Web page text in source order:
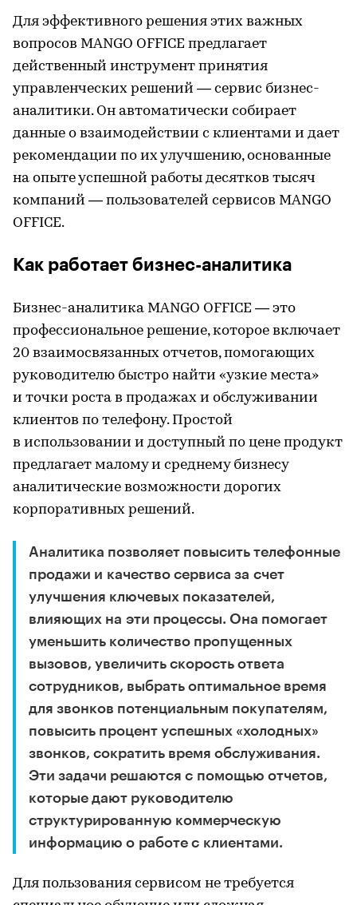
Для эффективного решения этих важных
вопросов MANGO OFFICE предлагает
действенный инструмент принятия
управленческих решений — сервис бизнес-
аналитики. Он автоматически собирает
данные о взаимодействии с клиентами и дает
рекомендации по их улучшению, основанные
на опыте успешной работы десятков тысяч
компаний — пользователей сервисов MANGO
OFFICE.
Как работает бизнес-аналитика
Бизнес-аналитика MANGO OFFICE — это
профессиональное решение, которое включает
20 взаимосвязанных отчетов, помогающих
руководителю быстро найти «узкие места»
и точки роста в продажах и обслуживании
клиентов по телефону. Простой
в использовании и доступный по цене продукт
предлагает малому и среднему бизнесу
аналитические возможности дорогих
корпоративных решений.
Аналитика позволяет повысить телефонные
продажи и качество сервиса за счет
улучшения ключевых показателей,
влияющих на эти процессы. Она помогает
уменьшить количество пропущенных
вызовов, увеличить скорость ответа
сотрудников, выбрать оптимальное время
для звонков потенциальным покупателям,
повысить процент успешных «холодных»
звонков, сократить время обслуживания.
Эти задачи решаются с помощью отчетов,
которые дают руководителю
структурированную коммерческую
информацию о работе с клиентами.
Для пользования сервисом не требуется